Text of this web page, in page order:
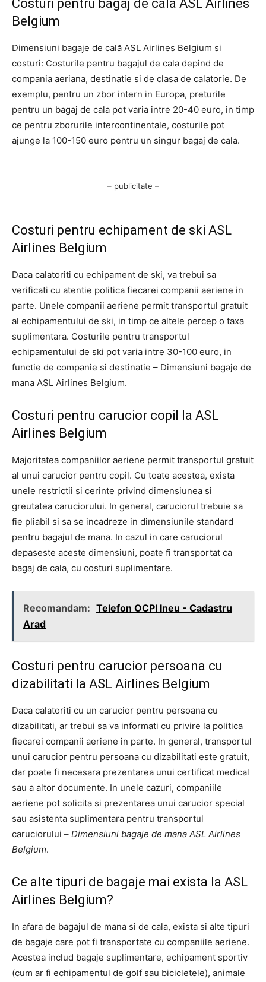
Costuri pentru bagaj de cala ASL Airlines
Belgium
Dimensiuni bagaje de cală ASL Airlines Belgium si
costuri: Costurile pentru bagajul de cala depind de
compania aeriana, destinatie si de clasa de calatorie. De
exemplu, pentru un zbor intern in Europa, preturile
pentru un bagaj de cala pot varia intre 20-40 euro, in timp
ce pentru zborurile intercontinentale, costurile pot
ajunge la 100-150 euro pentru un singur bagaj de cala.
– publicitate –
Costuri pentru echipament de ski ASL
Airlines Belgium
Daca calatoriti cu echipament de ski, va trebui sa
verificati cu atentie politica fiecarei companii aeriene in
parte. Unele companii aeriene permit transportul gratuit
al echipamentului de ski, in timp ce altele percep o taxa
suplimentara. Costurile pentru transportul
echipamentului de ski pot varia intre 30-100 euro, in
functie de companie si destinatie – Dimensiuni bagaje de
mana ASL Airlines Belgium.
Costuri pentru carucior copil la ASL
Airlines Belgium
Majoritatea companiilor aeriene permit transportul gratuit
al unui carucior pentru copil. Cu toate acestea, exista
unele restrictii si cerinte privind dimensiunea si
greutatea caruciorului. In general, caruciorul trebuie sa
fie pliabil si sa se incadreze in dimensiunile standard
pentru bagajul de mana. In cazul in care caruciorul
depaseste aceste dimensiuni, poate fi transportat ca
bagaj de cala, cu costuri suplimentare.
Recomandam: Telefon OCPI Ineu - Cadastru
Arad
Costuri pentru carucior persoana cu
dizabilitati la ASL Airlines Belgium
Daca calatoriti cu un carucior pentru persoana cu
dizabilitati, ar trebui sa va informati cu privire la politica
fiecarei companii aeriene in parte. In general, transportul
unui carucior pentru persoana cu dizabilitati este gratuit,
dar poate fi necesara prezentarea unui certificat medical
sau a altor documente. In unele cazuri, companiile
aeriene pot solicita si prezentarea unui carucior special
sau asistenta suplimentara pentru transportul
caruciorului – Dimensiuni bagaje de mana ASL Airlines
Belgium.
Ce alte tipuri de bagaje mai exista la ASL
Airlines Belgium?
In afara de bagajul de mana si de cala, exista si alte tipuri
de bagaje care pot fi transportate cu companiile aeriene.
Acestea includ bagaje suplimentare, echipament sportiv
(cum ar fi echipamentul de golf sau bicicletele), animale